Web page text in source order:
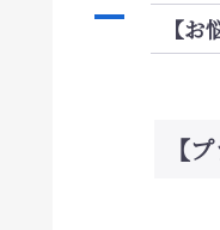
A 【
【